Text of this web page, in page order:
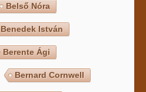
Belső Nóra
Benedek István
Berente Ági
Bernard Cornwell